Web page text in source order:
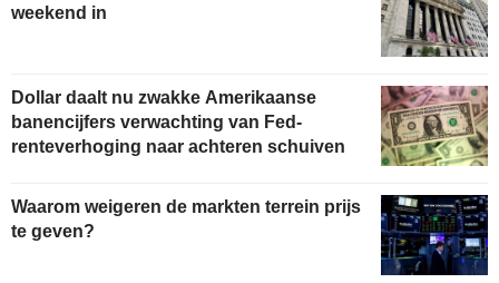
weekend in
Dollar daalt nu zwakke Amerikaanse
banencijfers verwachting van Fed-
renteverhoging naar achteren schuiven
Waarom weigeren de markten terrein prijs
te geven?